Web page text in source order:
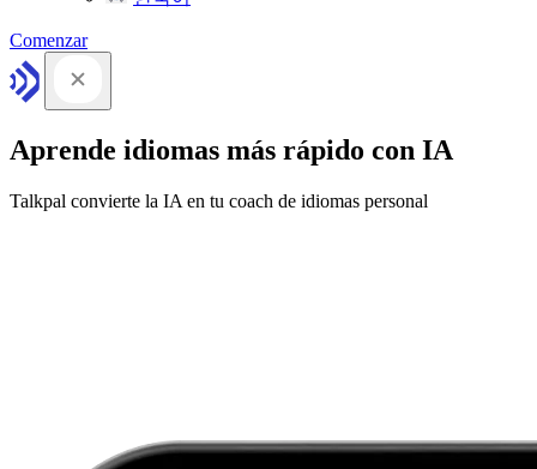
Comenzar
Aprende idiomas más rápido con IA
Talkpal convierte la IA en tu coach de idiomas personal